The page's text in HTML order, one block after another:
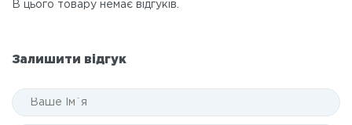
В цього товару немає відгуків.
Залишити відгук